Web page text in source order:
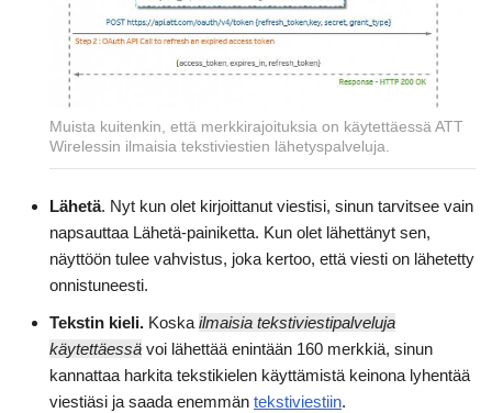
Muista kuitenkin, että merkkirajoituksia on käytettäessä ATT
Wirelessin ilmaisia tekstiviestien lähetyspalveluja.
Lähetä. Nyt kun olet kirjoittanut viestisi, sinun tarvitsee vain
napsauttaa Lähetä-painiketta. Kun olet lähettänyt sen,
näyttöön tulee vahvistus, joka kertoo, että viesti on lähetetty
onnistuneesti.
Tekstin kieli. Koskailmaisia tekstiviestipalveluja
käytettäessä voi lähettää enintään 160 merkkiä, sinun
kannattaa harkita tekstikielen käyttämistä keinona lyhentää
viestiäsi ja saada enemmän tekstiviestiin.